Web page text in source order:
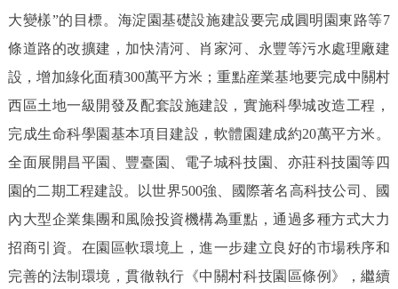
大變樣”的目標。海淀園基礎設施建設要完成圓明園東路等7
條道路的改擴建，加快清河、肖家河、永豐等污水處理廠建
設，增加綠化面積300萬平方米；重點産業基地要完成中關村
西區土地一級開發及配套設施建設，實施科學城改造工程，
完成生命科學園基本項目建設，軟體園建成約20萬平方米。
全面展開昌平園、豐臺園、電子城科技園、亦莊科技園等四
園的二期工程建設。以世界500強、國際著名高科技公司、國
內大型企業集團和風險投資機構為重點，通過多種方式大力
招商引資。在園區軟環境上，進一步建立良好的市場秩序和
完善的法制環境，貫徹執行《中關村科技園區條例》，繼續